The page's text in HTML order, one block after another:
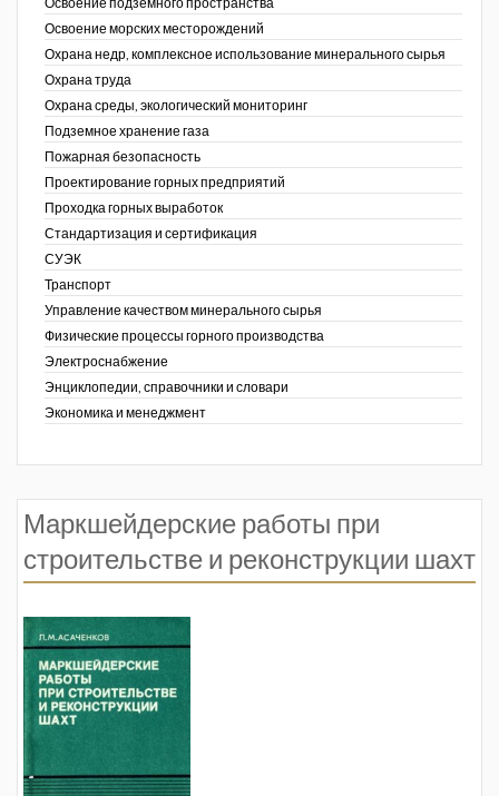
Освоение морских месторождений
Охрана недр, комплексное использование минерального сырья
Охрана труда
Охрана среды, экологический мониторинг
Подземное хранение газа
Пожарная безопасность
Проектирование горных предприятий
Проходка горных выработок
Стандартизация и сертификация
СУЭК
Транспорт
Управление качеством минерального сырья
Физические процессы горного производства
Электроснабжение
Энциклопедии, справочники и словари
Экономика и менеджмент
Маркшейдерские работы при
строительстве и реконструкции шахт